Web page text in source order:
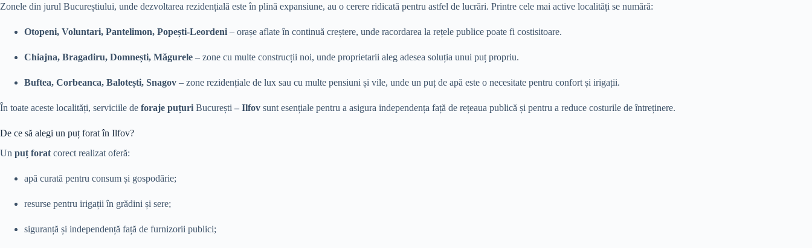
Zonele din jurul Bucureștiului, unde dezvoltarea rezidențială este în plină expansiune, au o cerere ridicată pentru astfel de lucrări. Printre cele mai active localități se numără:
Otopeni, Voluntari, Pantelimon, Popești-Leordeni – orașe aflate în continuă creștere, unde racordarea la rețele publice poate fi costisitoare.
Chiajna, Bragadiru, Domnești, Măgurele – zone cu multe construcții noi, unde proprietarii aleg adesea soluția unui puț propriu.
Buftea, Corbeanca, Balotești, Snagov – zone rezidențiale de lux sau cu multe pensiuni și vile, unde un puț de apă este o necesitate pentru confort și irigații.
În toate aceste localități, serviciile de foraje puțuri București – Ilfov sunt esențiale pentru a asigura independența față de rețeaua publică și pentru a reduce costurile de întreținere.
De ce să alegi un puț forat în Ilfov?
Un puț forat corect realizat oferă:
apă curată pentru consum și gospodărie;
resurse pentru irigații în grădini și sere;
siguranță și independență față de furnizorii publici;